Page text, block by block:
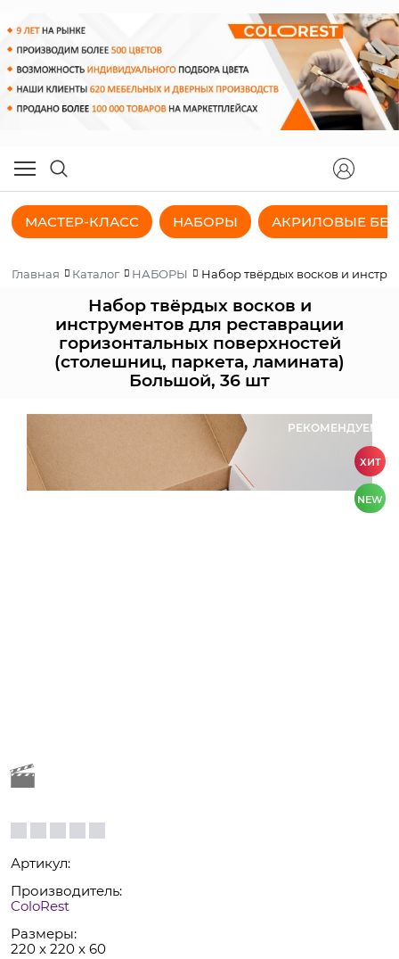
МАСТЕР-КЛАСС НАБОРЫ АКРИЛОВЫЕ
Главная Каталог НАБОРЫ Набор твёрдых восков и
Набор твёрдых восков и
инструментов для реставрации
горизонтальных поверхностей
(столешниц, паркета, ламината)
Большой, 36 шт
РЕКОМЕНДУЕМ
Артикул:
Производитель:
ColoRest
Размеры:
220 x 220 x 60